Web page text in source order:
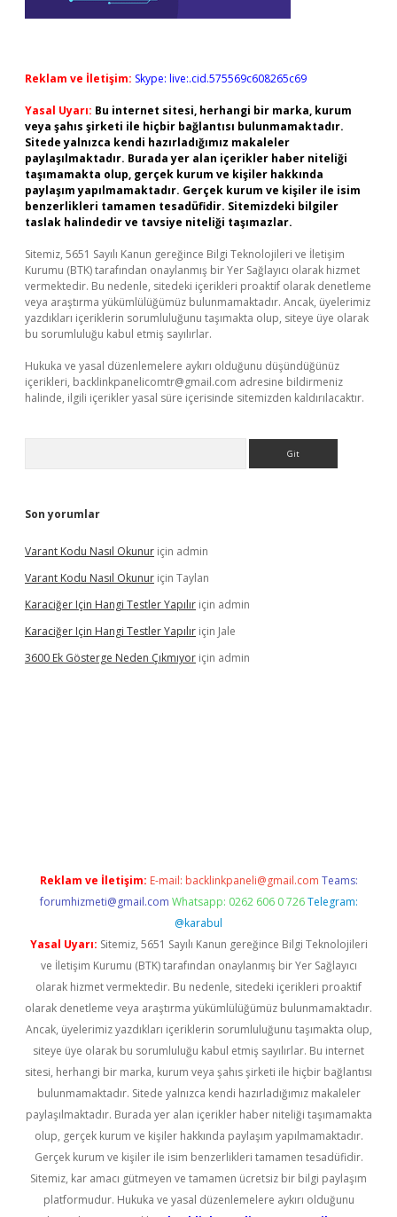
Reklam ve İletişim: Skype: live:.cid.575569c608265c69
Yasal Uyarı: Bu internet sitesi, herhangi bir marka, kurum
veya şahıs şirketi ile hiçbir bağlantısı bulunmamaktadır.
Sitede yalnızca kendi hazırladığımız makaleler
paylaşılmaktadır. Burada yer alan içerikler haber niteliği
taşımamakta olup, gerçek kurum ve kişiler hakkında
paylaşım yapılmamaktadır. Gerçek kurum ve kişiler ile isim
benzerlikleri tamamen tesadüfidir. Sitemizdeki bilgiler
taslak halindedir ve tavsiye niteliği taşımazlar.
Sitemiz, 5651 Sayılı Kanun gereğince Bilgi Teknolojileri ve İletişim
Kurumu (BTK) tarafından onaylanmış bir Yer Sağlayıcı olarak hizmet
vermektedir. Bu nedenle, sitedeki içerikleri proaktif olarak denetleme
veya araştırma yükümlülüğümüz bulunmamaktadır. Ancak, üyelerimiz
yazdıkları içeriklerin sorumluluğunu taşımakta olup, siteye üye olarak
bu sorumluluğu kabul etmiş sayılırlar.
Hukuka ve yasal düzenlemelere aykırı olduğunu düşündüğünüz
içerikleri, backlinkpanelicomtr@gmail.com adresine bildirmeniz
halinde, ilgili içerikler yasal süre içerisinde sitemizden kaldırılacaktır.
Son yorumlar
Varant Kodu Nasıl Okunur için admin
Varant Kodu Nasıl Okunur için Taylan
Karaciğer Için Hangi Testler Yapılır için admin
Karaciğer Için Hangi Testler Yapılır için Jale
3600 Ek Gösterge Neden Çıkmıyor için admin
Reklam ve İletişim: E-mail: backlinkpaneli@gmail.com Teams:
forumhizmeti@gmail.com Whatsapp: 0262 606 0 726 Telegram:
@karabul
Yasal Uyarı: Sitemiz, 5651 Sayılı Kanun gereğince Bilgi Teknolojileri
ve İletişim Kurumu (BTK) tarafından onaylanmış bir Yer Sağlayıcı
olarak hizmet vermektedir. Bu nedenle, sitedeki içerikleri proaktif
olarak denetleme veya araştırma yükümlülüğümüz bulunmamaktadır.
Ancak, üyelerimiz yazdıkları içeriklerin sorumluluğunu taşımakta olup,
siteye üye olarak bu sorumluluğu kabul etmiş sayılırlar. Bu internet
sitesi, herhangi bir marka, kurum veya şahıs şirketi ile hiçbir bağlantısı
bulunmamaktadır. Sitede yalnızca kendi hazırladığımız makaleler
paylaşılmaktadır. Burada yer alan içerikler haber niteliği taşımamakta
olup, gerçek kurum ve kişiler hakkında paylaşım yapılmamaktadır.
Gerçek kurum ve kişiler ile isim benzerlikleri tamamen tesadüfidir.
Sitemiz, kar amacı gütmeyen ve tamamen ücretsiz bir bilgi paylaşım
platformudur. Hukuka ve yasal düzenlemelere aykırı olduğunu